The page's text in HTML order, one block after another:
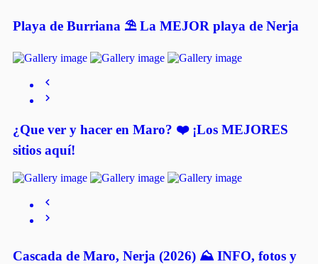
Playa de Burriana ⛱️ La MEJOR playa de Nerja
¿Que ver y hacer en Maro? ❤️ ¡Los MEJORES
sitios aquí!
Cascada de Maro, Nerja (2026) ⛰️ INFO, fotos y